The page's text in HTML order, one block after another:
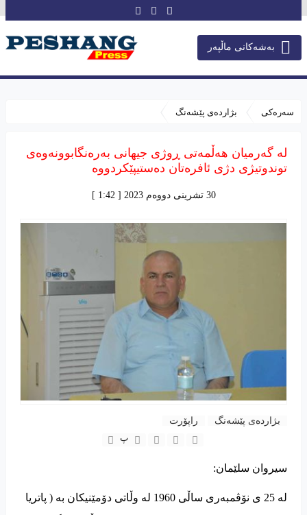
بەشەکانی ماڵپەر
سەرەکی بژاردەی پێشەنگ
لە گەرمیان هەڵمەتی ڕوژی جیهانی بەرەنگابوونەوەی
توندوتیژی دژی ئافرەتان دەستیپێکردووە
30 تشرینی دووەم 2023 [ 1:42 ]
بژاردەی پێشەنگ
راپۆرت
پ
سیروان سلێمان:
له 25 ی نۆڤمبەری ساڵی 1960 له وڵاتی دۆمێنیکان بە ( پاتریا